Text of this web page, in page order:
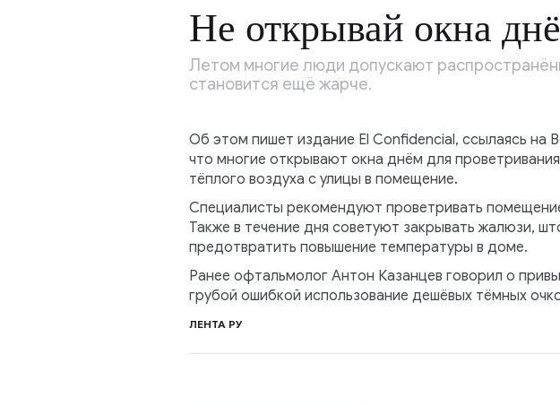
Не открывай окна
Летом многие люди допускают
становится ещё жарче.
Об этом пишет издание El Confidencial, ссылаясь
что многие открывают окна днём для
тёплого воздуха с улицы в помещение.
Специалисты рекомендуют проветривать
Также в течение дня советуют закрывать жалюзи,
предотвратить повышение температуры в доме.
Ранее офтальмолог Антон Казанцев говорил о
грубой ошибкой использование дешёвых тёмных
ЛЕНТА РУ